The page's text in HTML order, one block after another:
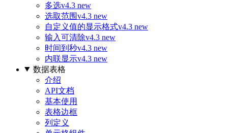
多选v4.3 new
选取范围v4.3 new
自定义值的显示格式v4.3 new
输入可清除v4.3 new
时间到秒v4.3 new
内联显示v4.3 new
数据表格
介绍
API文档
基本使用
表格边框
列定义